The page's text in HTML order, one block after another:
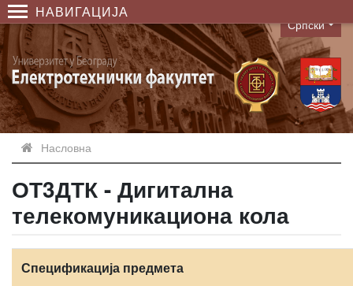
НАВИГАЦИЈА
Language
Српски
Насловна
ОТ3ДТК - Дигитална
телекомуникациона кола
Спецификација предмета